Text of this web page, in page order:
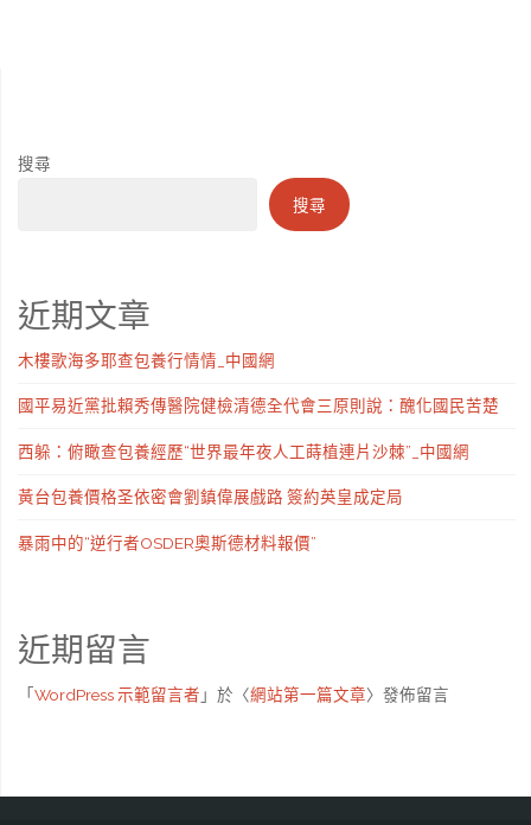
搜尋
搜尋
近期文章
木樓歌海多耶查包養行情情_中國網
國平易近黨批賴秀傳醫院健檢清德全代會三原則說：醜化國民苦楚
西躲：俯瞰查包養經歷“世界最年夜人工蒔植連片沙棘”_中國網
黃台包養價格圣依密會劉鎮偉展戲路 簽約英皇成定局
暴雨中的“逆行者OSDER奧斯德材料報價”
近期留言
「 WordPress 示範留言者 」於〈網站第一篇文章〉發佈留言